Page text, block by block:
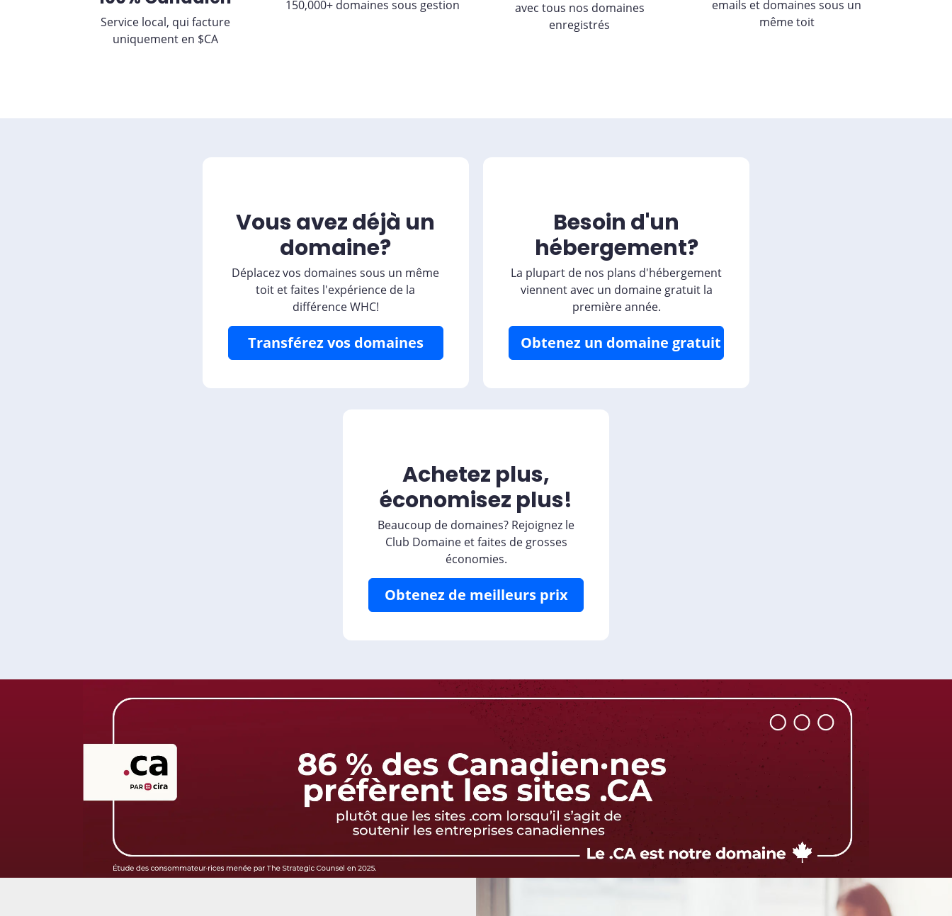
Service local, qui facture
uniquement en $CA
150,000+ domaines sous gestion
avec tous nos domaines
enregistrés
emails et domaines sous un
même toit
Vous avez déjà un
domaine?
Déplacez vos domaines sous un même
toit et faites l'expérience de la
différence WHC!
Transférez vos domaines
Besoin d'un
hébergement?
La plupart de nos plans d'hébergement
viennent avec un domaine gratuit la
première année.
Obtenez un domaine gratuit
Achetez plus,
économisez plus!
Beaucoup de domaines? Rejoignez le
Club Domaine et faites de grosses
économies.
Obtenez de meilleurs prix